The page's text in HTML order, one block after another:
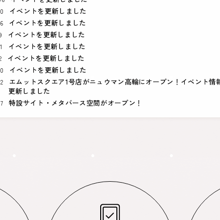
イベントを更新しました
イベントを更新しました
イベントを更新しました
イベントを更新しました
イベントを更新しました
イベントを更新しました
エムットスクエア1号店がニュウマン高輪にオープン！イベント情
更新しました
特設サイト・メタバース空間がオープン！